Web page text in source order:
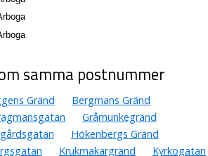
Gustafsson
73245 Arboga
samma postnummer
Gränd
Bergmans Gränd
Gråmunkegränd
Hökenbergs Gränd
Krukmakargränd
Kyrkogatan